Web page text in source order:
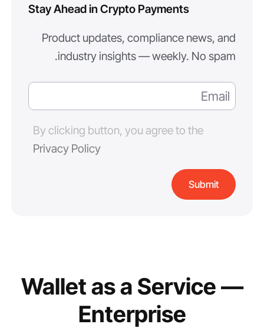
Stay Ahead in Crypto Payments
Product updates, compliance news, and
industry insights — weekly. No spam.
By clicking button, you agree to the
Privacy Policy
Wallet as a Service —
Enterprise